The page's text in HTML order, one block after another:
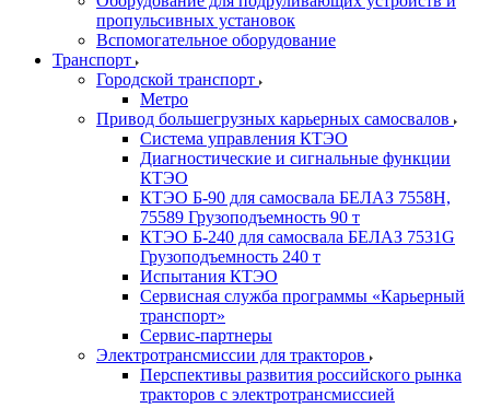
пропульсивных установок
Вспомогательное оборудование
Транспорт
Городской транспорт
Метро
Привод большегрузных карьерных самосвалов
Система управления КТЭО
Диагностические и сигнальные функции
КТЭО
КТЭО Б-90 для самосвала БЕЛАЗ 7558H,
75589 Грузоподъемность 90 т
КТЭО Б-240 для самосвала БЕЛАЗ 7531G
Грузоподъемность 240 т
Испытания КТЭО
Сервисная служба программы «Карьерный
транспорт»
Сервис-партнеры
Электротрансмиссии для тракторов
Перспективы развития российского рынка
тракторов с электротрансмиссией